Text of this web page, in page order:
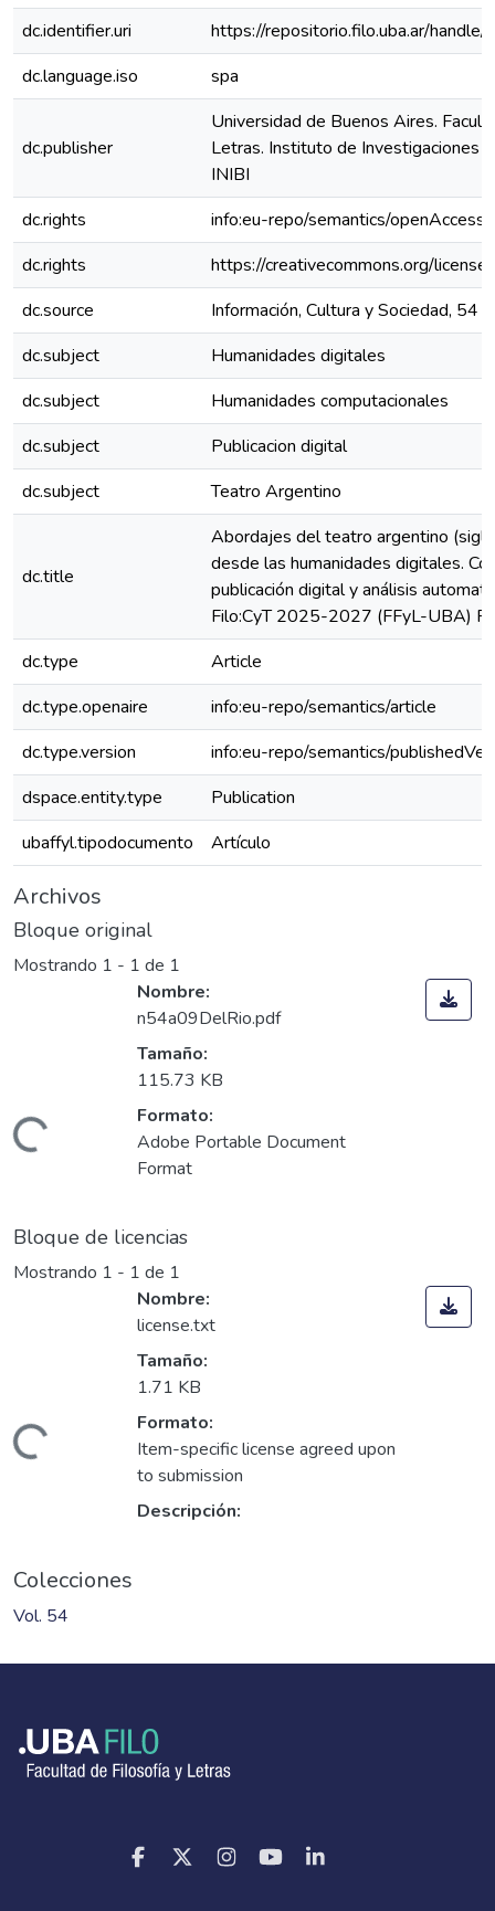
dc.identifier.uri
https://repositorio.filo.uba.ar/
dc.language.iso
spa
dc.publisher
Universidad de Buenos Aires.
Letras. Instituto de Investigaciones
INIBI
dc.rights
info:eu-repo/semantics/openAccess
dc.rights
https://creativecommons.org/
dc.source
Información, Cultura y Sociedad, 54
dc.subject
Humanidades digitales
dc.subject
Humanidades computacionales
dc.subject
Publicacion digital
dc.subject
Teatro Argentino
dc.title
Abordajes del teatro argentino
desde las humanidades digitales.
publicación digital y análisis
Filo:CyT 2025-2027 (FFyL-UBA)
dc.type
Article
dc.type.openaire
info:eu-repo/semantics/article
dc.type.version
info:eu-repo/semantics/
dspace.entity.type
Publication
ubaffyl.tipodocumento
Artículo
Archivos
Bloque original
Mostrando 1 - 1 de 1
Nombre:
n54a09DelRio.pdf
Tamaño:
115.73 KB
Formato:
Adobe Portable Document
Format
Bloque de licencias
Mostrando 1 - 1 de 1
Nombre:
license.txt
Tamaño:
1.71 KB
Formato:
Item-specific license agreed upon
to submission
Descripción:
Colecciones
Vol. 54